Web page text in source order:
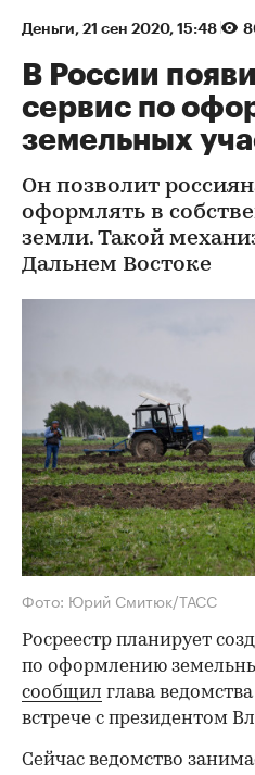
Деньги⁠, 21 сен 2020, 15:48
В России
сервис по
земельных
Он позволит
оформлять в
земли. Такой
Дальнем Востоке
Фото: Юрий Смитюк/ТАСС
Росреестр планирует
по оформлению
сообщил глава
встрече с президентом
Сейчас ведомство